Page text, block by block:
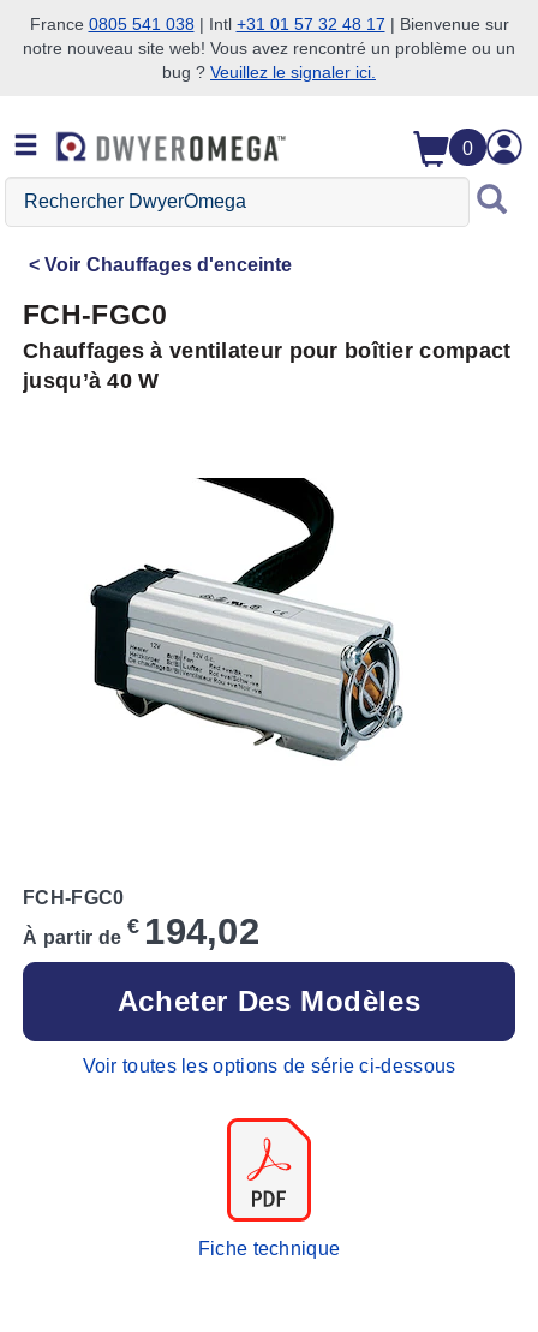
Passer à la recherche
Passer au contenu principal
Passer à la navigation
France 0805 541 038| Intl +31 01 57 32 48 17 | Bienvenue sur
notre nouveau site web! Vous avez rencontré un problème ou un
bug ? Veuillez le signaler ici.
0
Rechercher
DwyerOmega
Voir Chauffages d'enceinte
FCH-FGC0
Chauffages à ventilateur pour boîtier compact
jusqu’à 40 W
FCH-FGC0
À partir de € 194,02
Acheter Des Modèles
Voir toutes les options de série ci-dessous
Fiche technique